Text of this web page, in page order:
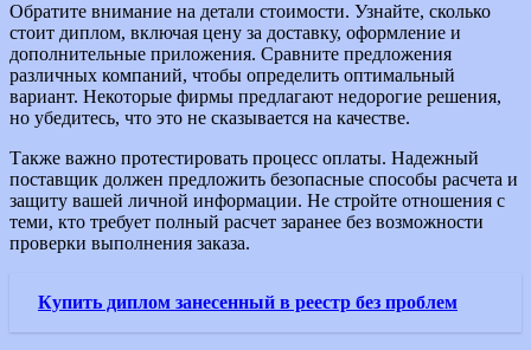
Обратите внимание на детали стоимости. Узнайте, сколько
стоит диплом, включая цену за доставку, оформление и
дополнительные приложения. Сравните предложения
различных компаний, чтобы определить оптимальный
вариант. Некоторые фирмы предлагают недорогие решения,
но убедитесь, что это не сказывается на качестве.
Также важно протестировать процесс оплаты. Надежный
поставщик должен предложить безопасные способы расчета и
защиту вашей личной информации. Не стройте отношения с
теми, кто требует полный расчет заранее без возможности
проверки выполнения заказа.
Купить диплом занесенный в реестр без проблем